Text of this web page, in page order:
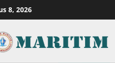
8, 2026